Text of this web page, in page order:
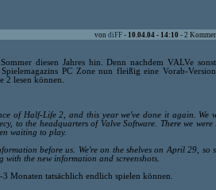
von diFF - 10.04.04 - 14:10 - 2
diesen Jahres hin. Denn nachdem VALVe sonst
PC Zone nun fleißig eine Vorab-Version
2 lesen können.
of Half-Life 2, and this year we've done it again. We
to the headquarters of Valve Software. There we were
waiting to play.
before us. We're on the shelves on April 29, so
the new information and screenshots.
tatsächlich endlich spielen können.